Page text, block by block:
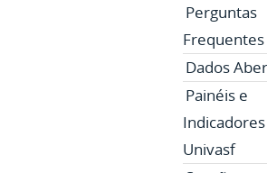
Perguntas
Frequentes
Dados
Painéis e
Univasf